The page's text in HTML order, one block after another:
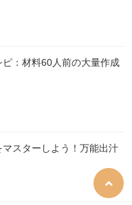
：材料60人前の大量作成
スターしよう！万能出汁